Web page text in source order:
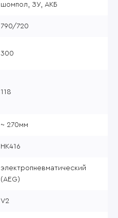
шомпол, ЗУ, АКБ
790/720
300
118
~ 270мм
HK416
электропневматический
(AEG)
V2